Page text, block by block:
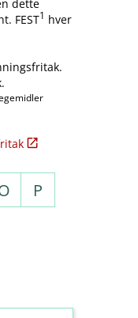
dette
FEST1 hver
P